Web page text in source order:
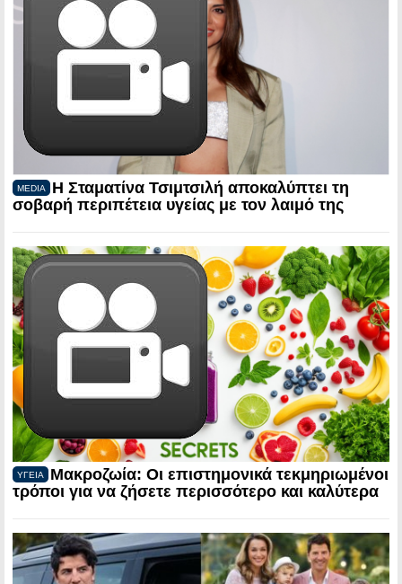
MEDIA
Η Σταματίνα Τσιμτσιλή αποκαλύπτει τη
σοβαρή περιπέτεια υγείας με τον λαιμό της
ΥΓΕΙΑ
Μακροζωία: Οι επιστημονικά τεκμηριωμένοι
τρόποι για να ζήσετε περισσότερο και καλύτερα